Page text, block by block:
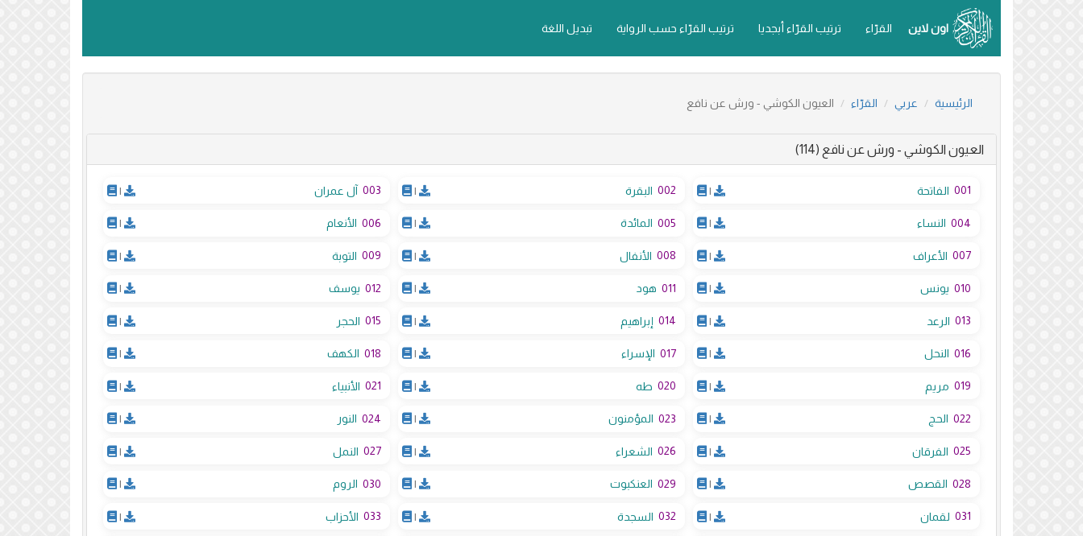
اون لاين القرّاء ترتيب القرّاء أبجديا ترتيب القرّاء حسب الرواية تبديل اللغة
الرئيسية عربي القرّاء العيون الكوشي - ورش عن نافع
العيون الكوشي - ورش عن نافع (114)
001 الفاتحة |
002 البقرة |
003 آل عمران |
004 النساء |
005 المائدة |
006 الأنعام |
007 الأعراف |
008 الأنفال |
009 التوبة |
010 يونس |
011 هود |
012 يوسف |
013 الرعد |
014 إبراهيم |
015 الحجر |
016 النحل |
017 الإسراء |
018 الكهف |
019 مريم |
020 طه |
021 الأنبياء |
022 الحج |
023 المؤمنون |
024 النور |
025 الفرقان |
026 الشعراء |
027 النمل |
028 القصص |
029 العنكبوت |
030 الروم |
031 لقمان |
032 السجدة |
033 الأحزاب |